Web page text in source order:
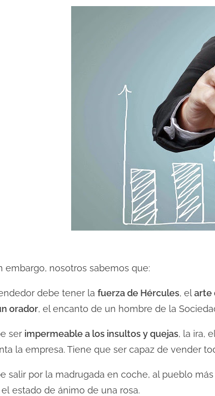
embargo, nosotros sabemos que:
debe tener la fuerza de Hércules, elarte
orador, el encanto de un hombre de la
ser impermeable a los insultos y quejas, la ira,
la empresa. Tiene que ser capaz de vender
salir por la madrugada en coche, al pueblo
estado de ánimo de una rosa.